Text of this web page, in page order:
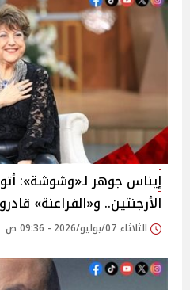
إيناس جوهر لـ«وشوشة»:
الأرجنتين.. و«الفراعنة»
الثلاثاء 07/يوليو/2026 - 09:36 ص